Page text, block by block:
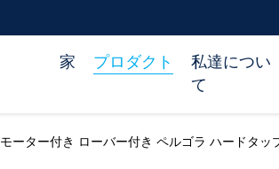
家 プロダクト
私達につい
て
モーター付き ローバー付き ペルゴラ ハードタ